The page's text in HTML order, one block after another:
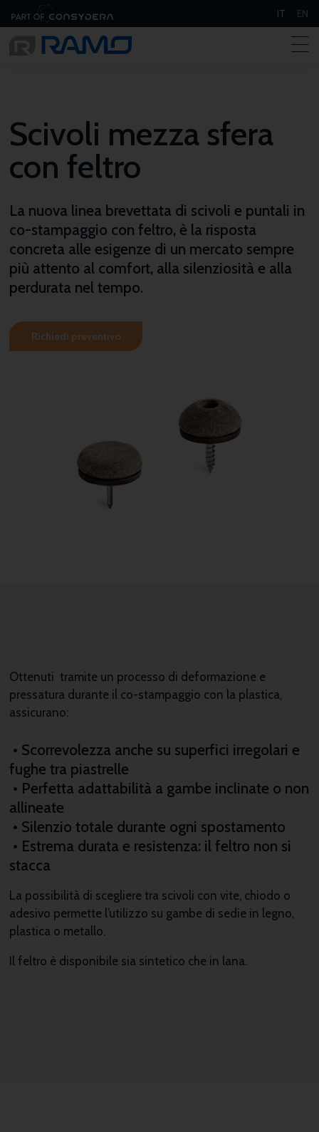
IT EN
Scivoli mezza sfera
con feltro
La nuova linea brevettata di scivoli e puntali in
co-stampaggio con feltro, è la risposta
concreta alle esigenze di un mercato sempre
più attento al comfort, alla silenziosità e alla
perdurata nel tempo.
Richiedi preventivo
Ottenuti tramite un processo di deformazione e
pressatura durante il co-stampaggio con la plastica,
assicurano:
• Scorrevolezza anche su superfici irregolari e
fughe tra piastrelle
• Perfetta adattabilità a gambe inclinate o non
allineate
• Silenzio totale durante ogni spostamento
• Estrema durata e resistenza: il feltro non si
stacca
La possibilità di scegliere tra scivoli con vite, chiodo o
adesivo permette l’utilizzo su gambe di sedie in legno,
plastica o metallo.
Il feltro è disponibile sia sintetico che in lana.